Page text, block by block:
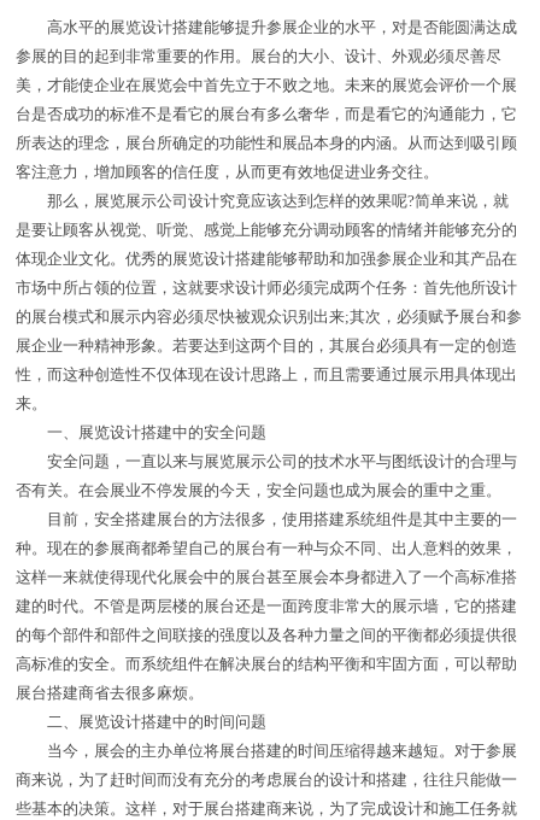
高水平的展览设计搭建能够提升参展企业的水平，对是否能圆满达成
参展的目的起到非常重要的作用。展台的大小、设计、外观必须尽善尽
美，才能使企业在展览会中首先立于不败之地。未来的展览会评价一个展
台是否成功的标准不是看它的展台有多么奢华，而是看它的沟通能力，它
所表达的理念，展台所确定的功能性和展品本身的内涵。从而达到吸引顾
客注意力，增加顾客的信任度，从而更有效地促进业务交往。
那么，展览展示公司设计究竟应该达到怎样的效果呢?简单来说，就
是要让顾客从视觉、听觉、感觉上能够充分调动顾客的情绪并能够充分的
体现企业文化。优秀的展览设计搭建能够帮助和加强参展企业和其产品在
市场中所占领的位置，这就要求设计师必须完成两个任务：首先他所设计
的展台模式和展示内容必须尽快被观众识别出来;其次，必须赋予展台和参
展企业一种精神形象。若要达到这两个目的，其展台必须具有一定的创造
性，而这种创造性不仅体现在设计思路上，而且需要通过展示用具体现出
来。
一、展览设计搭建中的安全问题
安全问题，一直以来与展览展示公司的技术水平与图纸设计的合理与
否有关。在会展业不停发展的今天，安全问题也成为展会的重中之重。
目前，安全搭建展台的方法很多，使用搭建系统组件是其中主要的一
种。现在的参展商都希望自己的展台有一种与众不同、出人意料的效果，
这样一来就使得现代化展会中的展台甚至展会本身都进入了一个高标准搭
建的时代。不管是两层楼的展台还是一面跨度非常大的展示墙，它的搭建
的每个部件和部件之间联接的强度以及各种力量之间的平衡都必须提供很
高标准的安全。而系统组件在解决展台的结构平衡和牢固方面，可以帮助
展台搭建商省去很多麻烦。
二、展览设计搭建中的时间问题
当今，展会的主办单位将展台搭建的时间压缩得越来越短。对于参展
商来说，为了赶时间而没有充分的考虑展台的设计和搭建，往往只能做一
些基本的决策。这样，对于展台搭建商来说，为了完成设计和施工任务就